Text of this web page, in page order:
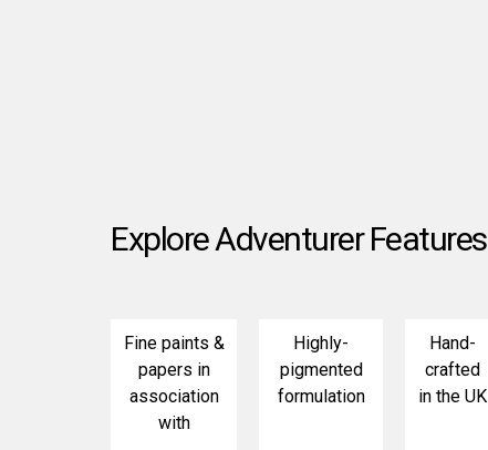
Explore Adventurer Features
Fine paints &
papers in
association
with
Highly-
pigmented
formulation
Hand-
crafted
in the UK